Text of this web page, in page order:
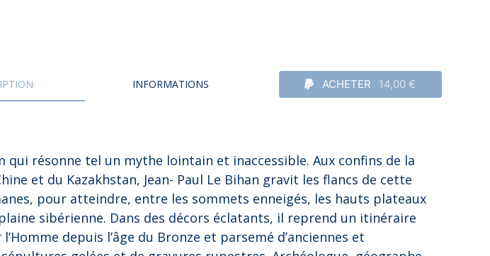
ACHETER 14,00 €
INFORMATIONS
qui résonne tel un mythe lointain et inaccessible. Aux confins de la
et du Kazakhstan, Jean- Paul Le Bihan gravit les flancs de cette
pour atteindre, entre les sommets enneigés, les hauts plateaux
sibérienne. Dans des décors éclatants, il reprend un itinéraire
depuis l’âge du Bronze et parsemé d’anciennes et